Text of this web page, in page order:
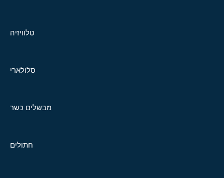
טלוויזיה
סלולארי
מבשלים כשר
חתולים